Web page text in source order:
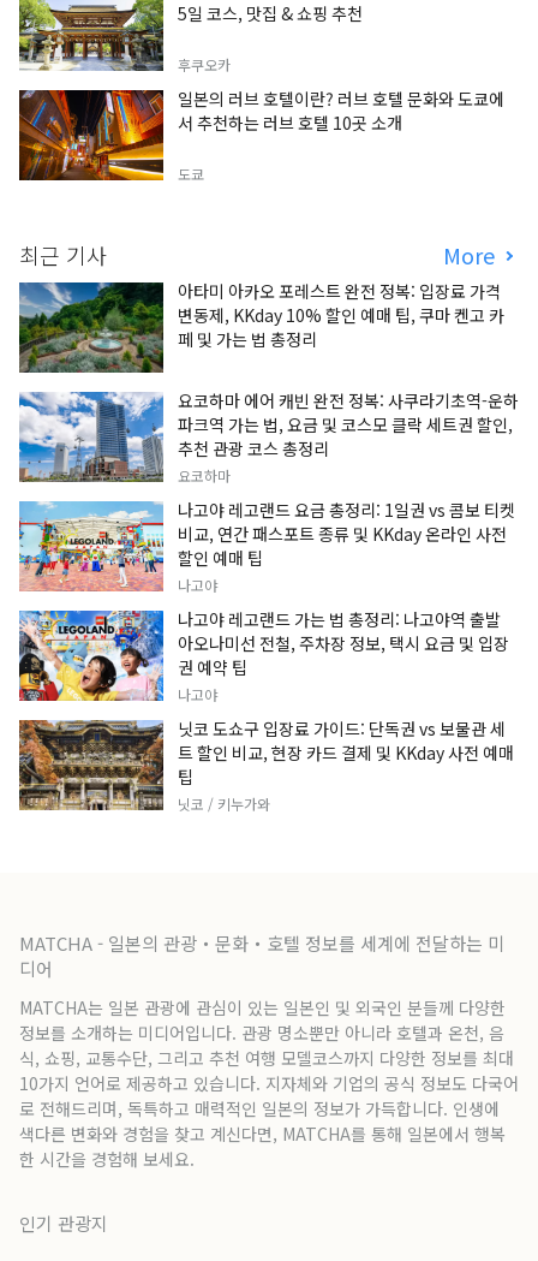
5일 코스, 맛집 & 쇼핑 추천
후쿠오카
일본의 러브 호텔이란? 러브 호텔 문화와 도쿄에
서 추천하는 러브 호텔 10곳 소개
도쿄
최근 기사 More
아타미 아카오 포레스트 완전 정복: 입장료 가격
변동제, KKday 10% 할인 예매 팁, 쿠마 켄고 카
페 및 가는 법 총정리
요코하마 에어 캐빈 완전 정복: 사쿠라기초역-운하
파크역 가는 법, 요금 및 코스모 클락 세트권 할인,
추천 관광 코스 총정리
요코하마
나고야 레고랜드 요금 총정리: 1일권 vs 콤보 티켓
비교, 연간 패스포트 종류 및 KKday 온라인 사전
할인 예매 팁
나고야
나고야 레고랜드 가는 법 총정리: 나고야역 출발
아오나미선 전철, 주차장 정보, 택시 요금 및 입장
권 예약 팁
나고야
닛코 도쇼구 입장료 가이드: 단독권 vs 보물관 세
트 할인 비교, 현장 카드 결제 및 KKday 사전 예매
팁
닛코 / 키누가와
MATCHA - 일본의 관광・문화・호텔 정보를 세계에 전달하는 미
디어
MATCHA는 일본 관광에 관심이 있는 일본인 및 외국인 분들께 다양한
정보를 소개하는 미디어입니다. 관광 명소뿐만 아니라 호텔과 온천, 음
식, 쇼핑, 교통수단, 그리고 추천 여행 모델코스까지 다양한 정보를 최대
10가지 언어로 제공하고 있습니다. 지자체와 기업의 공식 정보도 다국어
로 전해드리며, 독특하고 매력적인 일본의 정보가 가득합니다. 인생에
색다른 변화와 경험을 찾고 계신다면, MATCHA를 통해 일본에서 행복
한 시간을 경험해 보세요.
인기 관광지